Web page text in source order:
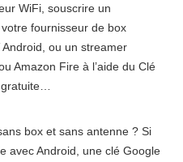
WiFi, souscrire un
fournisseur de box
ou un streamer
Amazon Fire à l’aide du Clé
box et sans antenne ? Si
avec Android, une clé Google